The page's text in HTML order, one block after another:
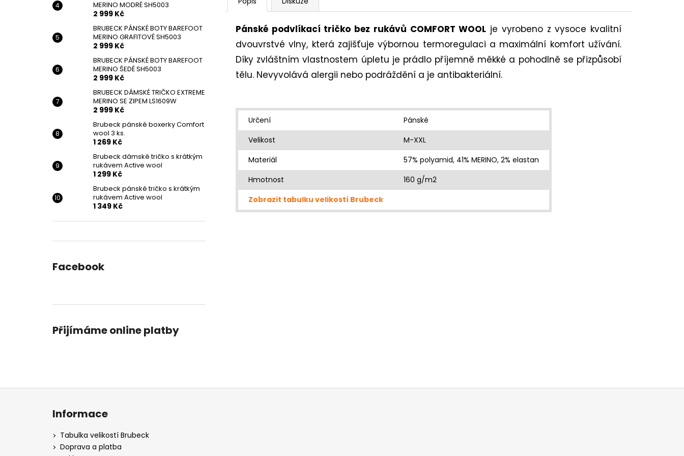
MERINO MODRÉ SH5003
2 999 Kč
BRUBECK PÁNSKÉ BOTY BAREFOOT
MERINO GRAFITOVÉ SH5003
2 999 Kč
BRUBECK PÁNSKÉ BOTY BAREFOOT
MERINO ŠEDÉ SH5003
2 999 Kč
BRUBECK DÁMSKÉ TRIČKO EXTREME
MERINO SE ZIPEM LS1609W
2 999 Kč
Brubeck pánské boxerky Comfort
wool 3 ks.
1 269 Kč
Brubeck dámské tričko s krátkým
rukávem Active wool
1 299 Kč
Brubeck pánské tričko s krátkým
rukávem Active wool
1 349 Kč
Facebook
Přijímáme online platby
Pánské podvlíkací tričko bez rukávů COMFORT WOOL je vyrobeno z vysoce kvalitní
dvouvrstvé vlny, která zajišťuje výbornou termoregulaci a maximální komfort užívání.
Díky zvláštním vlastnostem úpletu je prádlo příjemně měkké a pohodlně se přizpůsobí
tělu. Nevyvolává alergii nebo podráždění a je antibakteriální.
Určení
Pánské
Velikost
M-XXL
Materiál
57% polyamid, 41% MERINO, 2% elastan
Hmotnost
160 g/m2
Zobrazit tabulku velikostí Brubeck
Z
Informace
Tabulka velikostí Brubeck
Doprava a platba